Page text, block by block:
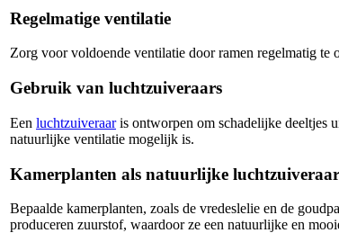
Regelmatige ventilatie
Zorg voor voldoende ventilatie door ramen regelmatig
Gebruik van luchtzuiveraars
Een luchtzuiveraaris ontworpen om schadelijke deeltjes
natuurlijke ventilatie mogelijk is.
Kamerplanten als natuurlijke
Bepaalde kamerplanten, zoals de vredeslelie en de
produceren zuurstof, waardoor ze een natuurlijke en